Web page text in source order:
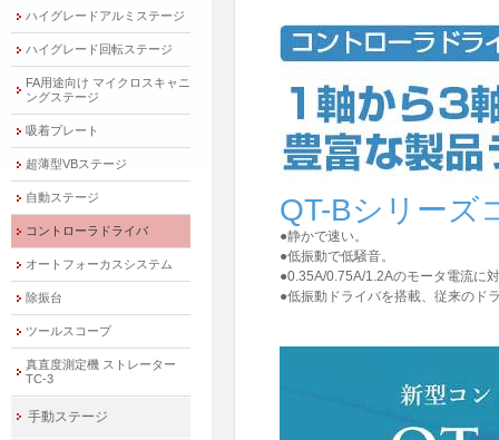
QT-Bシリーズ
●静かで速い。
●低振動で低騒音。
●0.35A/0.75A/1.2Aのモータ電流に
●低振動ドライバを搭載、従来のド
ハイグレードアルミステージ
ハイグレード回転ステージ
FA用途向け マイクロスキャニ
ングステージ
吸着プレート
超薄型VBステージ
自動ステージ
コントローラドライバ
オートフォーカスシステム
除振台
ツールスコープ
真直度測定機 ストレーター
TC-3
手動ステージ